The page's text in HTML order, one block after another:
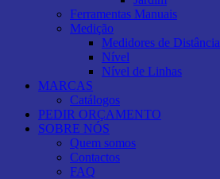
Ferramentas Manuais
Medição
Medidores de Distância
Nível
Nível de Linhas
MARCAS
Catálogos
PEDIR ORÇAMENTO
SOBRE NÓS
Quem somos
Contactos
FAQ